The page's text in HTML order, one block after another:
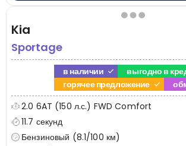
Kia
Sportage
в наличии
выгодно в
горячее предложение
2.0 6AT (150 л.с.) FWD Comfort
11.7 секунд
Бензиновый (8.1/100 км)